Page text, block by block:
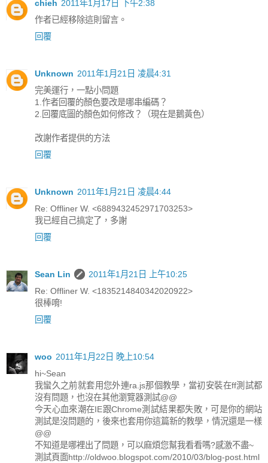
chieh 2011年1月17日 下午2:38
作者已經移除這則留言。
回覆
Unknown 2011年1月21日 凌晨4:31
完美運行，一點小問題
1.作者回覆的顏色要改是哪串編碼？
2.回覆底圖的顏色如何修改？（現在是鵝黃色）
改謝作者提供的方法
回覆
Unknown 2011年1月21日 凌晨4:44
Re: Offliner W. <6889432452971703253>
我已經自己搞定了，多謝
回覆
Sean Lin
2011年1月21日 上午10:25
Re: Offliner W. <1835214840342020922>
很棒唷!
回覆
woo 2011年1月22日 晚上10:54
hi~Sean
我蠻久之前就套用您外連ra.js那個教學，當初安裝在ff測試都
沒有問題，也沒在其他瀏覽器測試@@
今天心血來潮在IE跟Chrome測試結果都失敗，可是你的網站
測試是沒問題的，後來也套用你這篇新的教學，情況還是一樣
@@
不知道是哪裡出了問題，可以麻煩您幫我看看嗎?感激不盡~
測試頁面http://oldwoo.blogspot.com/2010/03/blog-post.html